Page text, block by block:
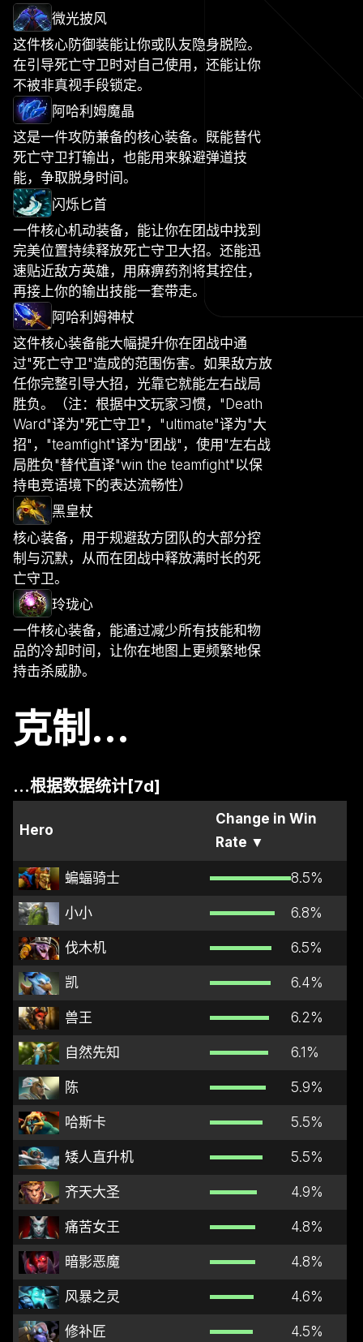
微光披风
这件核心防御装能让你或队友隐身脱险。
在引导死亡守卫时对自己使用，还能让你
不被非真视手段锁定。
阿哈利姆魔晶
这是一件攻防兼备的核心装备。既能替代
死亡守卫打输出，也能用来躲避弹道技
能，争取脱身时间。
闪烁匕首
一件核心机动装备，能让你在团战中找到
完美位置持续释放死亡守卫大招。还能迅
速贴近敌方英雄，用麻痹药剂将其控住，
再接上你的输出技能一套带走。
阿哈利姆神杖
这件核心装备能大幅提升你在团战中通
过"死亡守卫"造成的范围伤害。如果敌方放
任你完整引导大招，光靠它就能左右战局
胜负。（注：根据中文玩家习惯，"Death
Ward"译为"死亡守卫"，"ultimate"译为"大
招"，"teamfight"译为"团战"，使用"左右战
局胜负"替代直译"win the teamfight"以保
持电竞语境下的表达流畅性）
黑皇杖
核心装备，用于规避敌方团队的大部分控
制与沉默，从而在团战中释放满时长的死
亡守卫。
玲珑心
一件核心装备，能通过减少所有技能和物
品的冷却时间，让你在地图上更频繁地保
持击杀威胁。
克制...
...根据数据统计[7d]
Hero
Change in Win
Rate ▼
蝙蝠骑士 8.5%
小小 6.8%
伐木机 6.5%
凯 6.4%
兽王 6.2%
自然先知 6.1 %
陈 5.9%
哈斯卡 5.5%
矮人直升机 5.5%
齐天大圣 4.9%
痛苦女王 4.8%
暗影恶魔 4.8%
风暴之灵 4.6%
修补匠 4.5%